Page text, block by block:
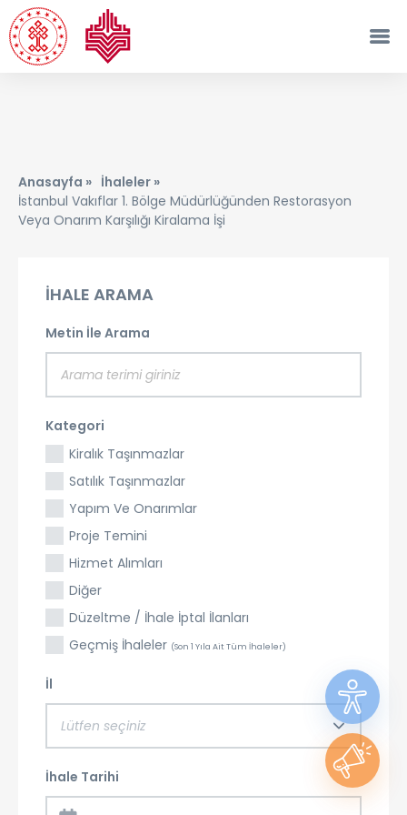
Anasayfa » İhaleler »
İstanbul Vakıflar 1. Bölge Müdürlüğünden Restorasyon
Veya Onarım Karşılığı Kiralama İşi
İHALE ARAMA
Metin İle Arama
Kategori
Kiralık Taşınmazlar
Satılık Taşınmazlar
Yapım Ve Onarımlar
Proje Temini
Hizmet Alımları
Diğer
Düzeltme / İhale İptal İlanları
Geçmiş İhaleler (Son 1 Yıla Ait Tüm İhaleler)
İl
Lütfen seçiniz
İhale Tarihi